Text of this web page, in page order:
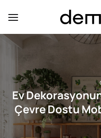
atla
Ev
Çevre Dostu